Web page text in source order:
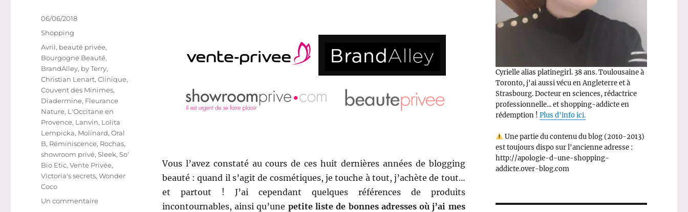
Vous l’avez constaté au cours de ces huit dernières années de blogging
beauté : quand il s’agit de cosmétiques, je touche à tout, j’achète de tout…
et partout ! J’ai cependant quelques références de produits
incontournables, ainsi qu’une petite liste de bonnes adresses où j’ai mes
Publié
le
06/06/2018
Catégories
Shopping
Étiquettes
Avril, beauté privée,
Bourgogne Beauté,
BrandAlley, by Terry,
Christian Lenart,Clinique,
Couvent des Minimes,
Diadermine, Fleurance
Nature, L'Occitane en
Provence, Lanvin, Lolita
Lempicka, Molinard,Oral
B, Réminiscence, Rochas,
showroom privé,Sleek,So'
Bio Etic,Vente Privée,
Victoria's secrets,Wonder
Coco
Un commentairesur
Cyrielle alias platinegirl. 38 ans. Toulousaine à
Toronto, j'ai aussi vécu en Angleterre et à
Strasbourg. Docteur en sciences, rédactrice
professionnelle... et shopping-addicte en
rédemption ! Plus d'info ici.
Une partie du contenu du blog (2010-2013)
est toujours dispo sur l'ancienne adresse :
http://apologie-d-une-shopping-
addicte.over-blog.com